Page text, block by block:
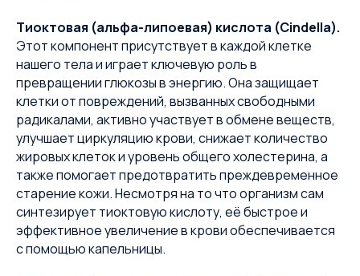
Тиоктовая (альфа-липоевая) кислота (Cindella).
Этот компонент присутствует в каждой клетке
нашего тела и играет ключевую роль в
превращении глюкозы в энергию. Она защищает
клетки от повреждений, вызванных свободными
радикалами, активно участвует в обмене веществ,
улучшает циркуляцию крови, снижает количество
жировых клеток и уровень общего холестерина, а
также помогает предотвратить преждевременное
старение кожи. Несмотря на то что организм сам
синтезирует тиоктовую кислоту, её быстрое и
эффективное увеличение в крови обеспечивается
с помощью капельницы.